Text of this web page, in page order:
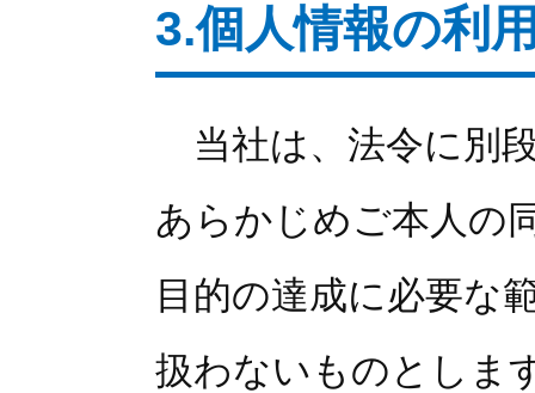
3.個人情報の利
当社は、法令に別
あらかじめご本人の
目的の達成に必要な
扱わないものとしま